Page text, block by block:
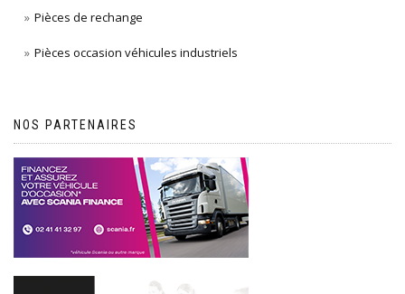
Pièces de rechange
Pièces occasion véhicules industriels
NOS PARTENAIRES